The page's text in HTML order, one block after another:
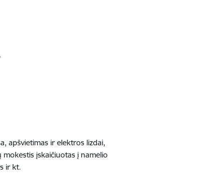
apšvietimas ir elektros lizdai,
įskaičiuotas į namelio
ir kt.